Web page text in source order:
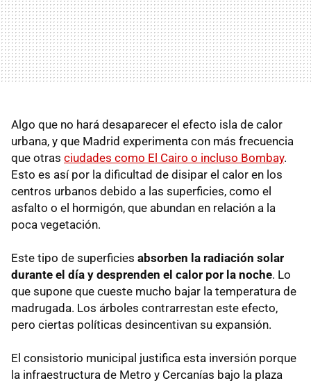
Algo que no hará desaparecer el efecto isla de calor
urbana, y que Madrid experimenta con más frecuencia
que otras ciudades como El Cairo o incluso Bombay.
Esto es así por la dificultad de disipar el calor en los
centros urbanos debido a las superficies, como el
asfalto o el hormigón, que abundan en relación a la
poca vegetación.
Este tipo de superficies absorben la radiación solar
durante el día y desprenden el calor por la noche. Lo
que supone que cueste mucho bajar la temperatura de
madrugada. Los árboles contrarrestan este efecto,
pero ciertas políticas desincentivan su expansión.
El consistorio municipal justifica esta inversión porque
la infraestructura de Metro y Cercanías bajo la plaza